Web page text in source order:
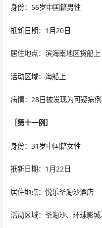
身份：56岁中国籍男性
抵新日期：1月20日
居住地点：滨海南地区货船上
活动区域：海船上
病情：28日被发现为可疑病例
［第十一例］
身份：31岁中国籍女性
抵新日期：1月22日
居住地点：悦乐圣淘沙酒店
活动区域：圣淘沙、环球影